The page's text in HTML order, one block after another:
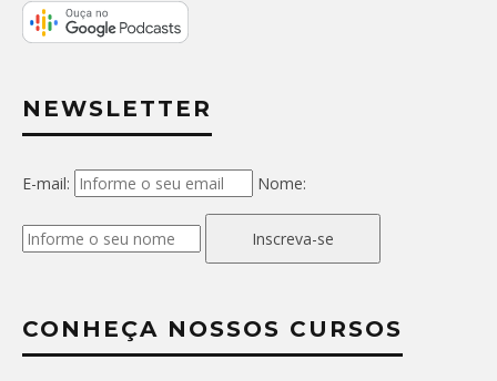
NEWSLETTER
E-mail: Nome:
Inscreva-se
CONHEÇA NOSSOS CURSOS